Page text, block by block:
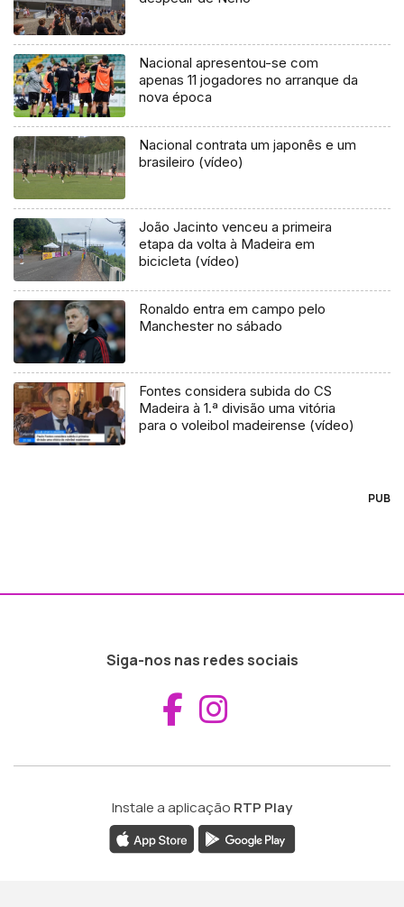
Nacional apresentou-se com
apenas 11 jogadores no arranque da
nova época
Nacional contrata um japonês e um
brasileiro (vídeo)
João Jacinto venceu a primeira
etapa da volta à Madeira em
bicicleta (vídeo)
Ronaldo entra em campo pelo
Manchester no sábado
Fontes considera subida do CS
Madeira à 1.ª divisão uma vitória
para o voleibol madeirense (vídeo)
PUB
Siga-nos nas redes sociais
Aceder ao
Instale a aplicação RTP Play